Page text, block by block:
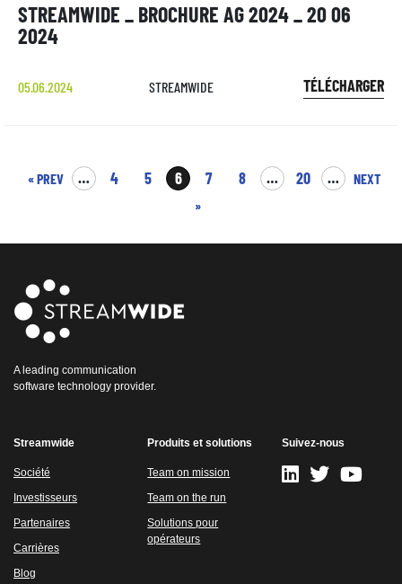
STREAMWIDE _ BROCHURE AG 2024 _ 20 06
2024
05.06.2024 STREAMWIDE TÉLÉCHARGER
« PREV … 4 5 6 7 8 … 20 …
NEXT
»
A leading communication
software technology provider.
Streamwide
Société
Investisseurs
Partenaires
Carrières
Blog
Produits et solutions
Team on mission
Team on the run
Solutions pour
opérateurs
Suivez-nous